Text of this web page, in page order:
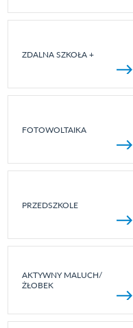
ZDALNA SZKOŁA +
FOTOWOLTAIKA
PRZEDSZKOLE
AKTYWNY MALUCH/
ŻŁOBEK